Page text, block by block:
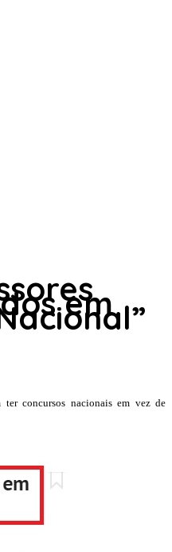
em
ter concursos nacionais em vez de